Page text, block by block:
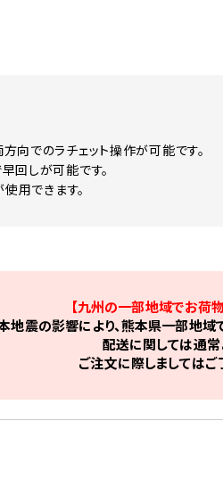
向でのラチェット操作が可能です。
回しが可能です。
用できます。
【九州の一部地域でお荷
地震の影響により、熊本県一部地域
配送に関しては通常
ご注文に際しましてはご